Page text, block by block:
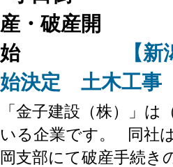
【
始決定 土木工事
「金子建設（株）」
いる企業です。 同社
岡支部にて破産手続き